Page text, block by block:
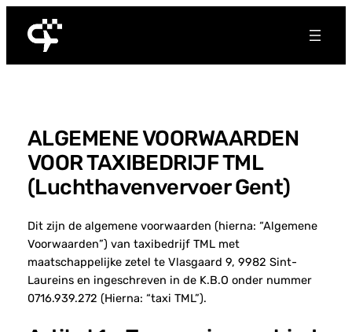
naar
inhoud
ALGEMENE VOORWAARDEN
VOOR TAXIBEDRIJF TML
(Luchthavenvervoer Gent)
Dit zijn de algemene voorwaarden (hierna: “Algemene
Voorwaarden”) van taxibedrijf TML met
maatschappelijke zetel te Vlasgaard 9, 9982 Sint-
Laureins en ingeschreven in de K.B.O onder nummer
0716.939.272 (Hierna: “taxi TML”).